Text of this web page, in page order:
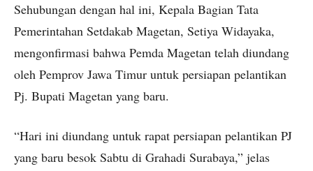
Sehubungan dengan hal ini, Kepala Bagian Tata
Pemerintahan Setdakab Magetan, Setiya Widayaka,
mengonfirmasi bahwa Pemda Magetan telah diundang
oleh Pemprov Jawa Timur untuk persiapan pelantikan
Pj. Bupati Magetan yang baru.
“Hari ini diundang untuk rapat persiapan pelantikan PJ
yang baru besok Sabtu di Grahadi Surabaya,” jelas